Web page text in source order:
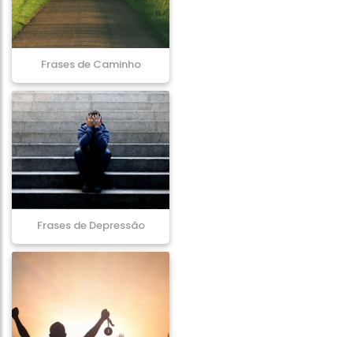
Frases de Caminho
Frases de Depressão